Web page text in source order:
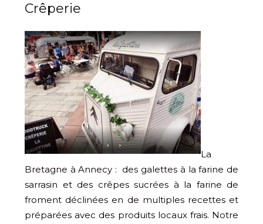
Crêperie
La
Bretagne à Annecy : des galettes à la farine de
sarrasin et des crêpes sucrées à la farine de
froment déclinées en de multiples recettes et
préparées avec des produits locaux frais. Notre